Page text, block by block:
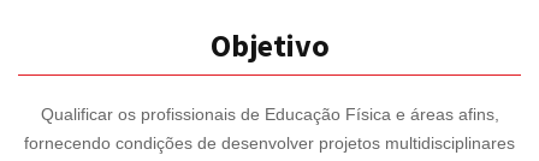
Objetivo
Qualificar os profissionais de Educação Física e áreas afins,
fornecendo condições de desenvolver projetos multidisciplinares